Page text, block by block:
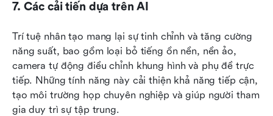
7. Các cải tiến dựa trên AI
Trí tuệ nhân tạo mang lại sự tinh chỉnh và tăng cường
năng suất, bao gồm loại bỏ tiếng ồn nền, nền ảo,
camera tự động điều chỉnh khung hình và phụ đề trực
tiếp. Những tính năng này cải thiện khả năng tiếp cận,
tạo môi trường họp chuyên nghiệp và giúp người tham
gia duy trì sự tập trung.